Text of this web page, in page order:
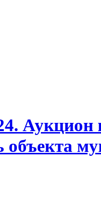
объекта